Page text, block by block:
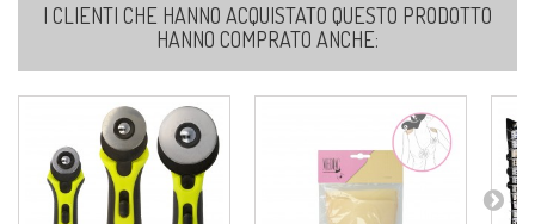
I CLIENTI CHE HANNO ACQUISTATO QUESTO PRODOTTO
HANNO COMPRATO ANCHE: